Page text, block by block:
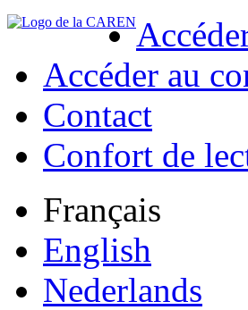
Accéder au
Contact
Confort de
Français
English
Nederlands